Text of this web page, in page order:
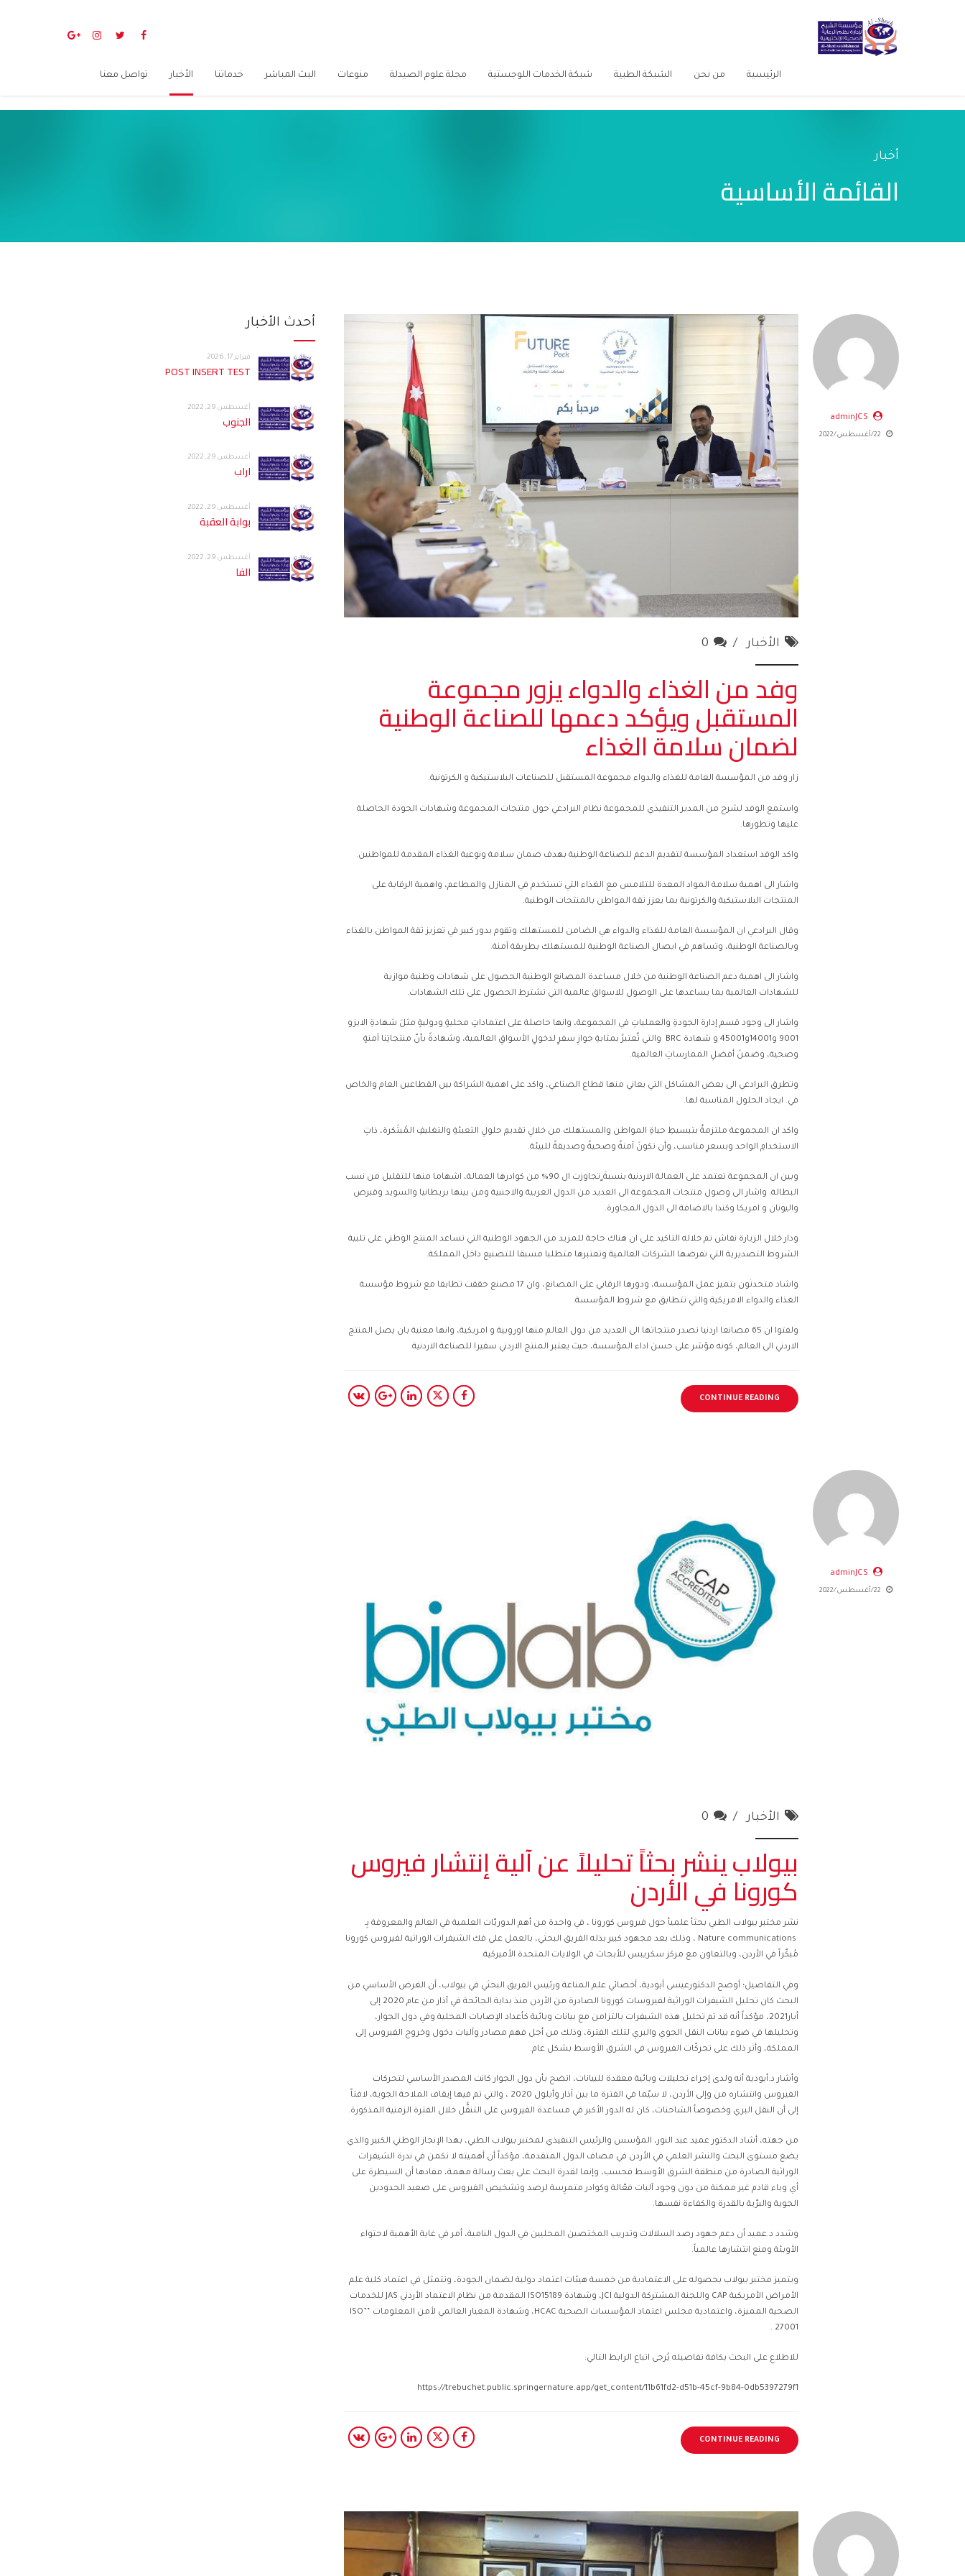
الرئيسية من نحن الشبكة الطبية شبكة الخدمات اللوجستية مجلة علوم الصيدلة منوعات البث المباشر خدماتنا الأخبار تواصل معنا
أخبار
القائمة الأساسية
adminJCS
22/أغسطس/2022
الأخبار 0
وفد من الغذاء والدواء يزور مجموعة
المستقبل ويؤكد دعمها للصناعة الوطنية
لضمان سلامة الغذاء
زار وفد من المؤسسة العامة للغذاء والدواء مجموعة المستقبل للصناعات البلاستيكية و الكرتونية.
واستمع الوفد لشرح من المدير التنفيذي للمجموعة نظام البرادعي حول منتجات المجموعة وشهادات الجودة الحاصلة
عليها وتطورها.
واكد الوفد استعداد المؤسسة لتقديم الدعم للصناعة الوطنية بهدف ضمان سلامة ونوعية الغذاء المقدمة للمواطنين.
واشار الى اهمية سلامة المواد المعدة للتلامس مع الغذاء التي تستخدم في المنازل والمطاعم، واهمية الرقابة على
المنتجات البلاستيكية والكرتونية بما يعزز ثقة المواطن بالمنتجات الوطنية.
وقال البرادعي ان المؤسسة العامة للغذاء والدواء هي الضامن للمستهلك وتقوم بدور كبير في تعزيز ثقة المواطن بالغذاء
وبالصناعة الوطنية، وتساهم في ايصال الصناعة الوطنية للمستهلك بطريقة آمنة.
واشار الى اهمية دعم الصناعة الوطنية من خلال مساعدة المصانع الوطنية الحصول على شهادات وطنية موازية
للشهادات العالمية بما يساعدها على الوصول للاسواق عالمية التي تشترط الحصول على تلك الشهادات.
واشار الى وجود قسم إدارة الجودةِ والعملياتِ في المجموعة، وانها حاصلة على اعتماداتٍ محليةٍ ودوليةٍ مثلَ شهادةِ الايزو
9001 و14001و45001 و شهادة BRC والتي تٌعتبرُ بمثابةِ جوازِ سفرٍ لدخولٍ الأسواقِ العالمية، وشهادةً بأنّ منتجاتِنا آمنةٍ
وصحية، وضمنَ أفضلِ الممارساتِ العالمية.
وتطرق البرادعي الى بعض المشاكل التي يعاني منها قطاع الصناعي، واكد على اهمية الشراكة بين القطاعين العام والخاص
في. ايجاد الحلول المناسبة لها.
واكد ان المجموعة ملتزمةٌ بتبسيطِ حياةِ المواطن والمستهلك من خلالِ تقديمِ حلولِ التعبئةِ والتغليفِ المُبتَكرة، ذاتِ
الاستخدامِ الواحد وبسعرٍ مناسب، وأن تكونَ آمنةً وصحيةً وصديقةً للبيئة.
وبين ان المجموعة تعتمد على العمالة الاردنية بنسبةَ ٍتجاوزت ال 90% من كوادرها العمالة، اشهاما منها للتقليل من نسب
البطالة. واشار الى وصول منتجات المجموعة الى العديد من الدول العربية والاجنبية ومن بينها بريطانيا والسويد وقبرص
واليونان و امريكا وكندا بالاضافة الى الدول المجاورة.
ودار خلال الزيارة نقاش تم خلاله التاكيد على ان هناك حاجة للمزيد من الجهود الوطنية التي تساعد المنتج الوطني على تلبية
الشروط التصديرية التي تفرضها الشركات العالمية وتعتبرها متطلبا مسبقا للتصنيع داخل المملكة.
واشاد متحدثون بتميز عمل المؤسسة، ودورها الرقابي على المصانع، وان 17 مصنع حققت تطابقا مع شروط مؤسسة
الغذاء والدواء الامريكية والتي تتطابق مع شروط المؤسسة.
ولفتوا ان 65 مصانعا اردنيا تصدر منتجاتها الى العديد من دول العالم منها اوروبية و امريكية، وانها معنية بان يصل المنتج
الاردني الى العالم، كونه مؤشر على حسن اداء المؤسسة، حيث يعتبر المنتج الاردني سفيرا للصناعة الاردنية.
CONTINUE READING
adminJCS
22/أغسطس/2022
الأخبار 0
بيولاب ينشر بحثاً تحليلاً عن آلية إنتشار فيروس
كورونا في الأردن
نشر مختبر بيولاب الطبي بحثأ علميأ حول فيروس كورونا ، في واحدة من أهم الدوريّات العلمية في العالم والمعروفة بِـ
Nature communications ، وذلك بعد مجهود كبير بذله الفريق البحثي، بالعمل على فك الشيفرات الوراثية لفيروس كورونا
مُبكّراً في الأردن، وبالتعاون مع مركز سكريبس للأبحاث في الولايات المتحدة الأميركية.
وفي التفاصيل؛ أوضح الدكتورعيسى أبودية، أخصائي علم المناعة ورئيس الفريق البحثي في بيولاب، أن الغرض الأساسي من
البحث كان تحليل الشيفرات الوراثية لفيروسات كورونا الصادرة من الأردن منذ بداية الجائحة في آذار من عام 2020 إلى
أيار2021، مؤكداً أنه قد تم تحليل هذه الشيفرات بالتزامن مع بيانات وبائية كأعداد الإصابات المحلية وفي دول الجوار،
وتحليلها في ضوء بيانات النقل الجوي والبري لتلك الفترة، وذلك من أجل فهم مصادر وآليات دخول وخروج الفيروس إلى
المملكة، وأثر ذلك على تحركّات الفيروس في الشرق الأوسط بشكل عام.
وأشار د.أبودية أنه ولدى إجراء تحليلات وبائية معقدة للبيانات، اتضح بأن دول الجوار كانت المصدر الأساسي لتحركات
الفيروس وانتشاره من وإلى الأردن، لا سيّما في الفترة ما بين آذار وأيلول 2020 ، والتي تم فيها إيقاف الملاحة الجوية، لافتاً
إلى أن النقل البري وخصوصاً الشاحنات، كان له الدور الأكبر في مساعدة الفيروس على التنقُّل خلال الفترة الزمنية المذكورة.
من جهته، أشاد الدكتور عميد عبد النور، المؤسس والرئيس التنفيذي لمختبر بيولاب الطبي، بهذا الإنجاز الوطني الكبير والذي
يضع مستوى البحث والنشر العلمي في الأردن في مصاف الدول المتقدمة، مؤكداً أن أهميته لا تكمن في ندرة الشيفرات
الوراثية الصادرة من منطقة الشرق الأوسط فحسب، وإنما لقدرة البحث على بعث رسالة مهمة، مفادها أن السيطرة على
أي وباء قادم غير ممكنة من دون وجود آليات فعّالة وكوادر متمرِسة لرصد وتشخيص الفيروس على صعيد الحدودين
الجوية والبرّية بالقدرة والكفاءة نفسها.
وشدد د.عميد أن دعم جهود رصد السلالات وتدريب المختصين المحليين في الدول النامية، أمر في غاية الأهمية لاحتواء
الأوبئة ومنع انتشارها عالمياً.
ويتميز مختبر بيولاب بحصوله على الاعتمادية من خمسة هيئات اعتماد دولية لضمان الجودة، وتتمثل في اعتماد كلية علم
الأمراض الأمريكية CAP واللجنة المشتركة الدولية JCI، وشهادة ISO15189 المقدمة من نظام الاعتماد الأردني JAS للخدمات
الصحية المميزة، واعتمادية مجلس اعتماد المؤسسات الصحية HCAC، وشهادة المعيار العالمي لأمن المعلومات “ISO”
27001 .
للاطلاع على البحث بكافة تفاصيله يُرجى اتباع الرابط التالي:
https://trebuchet.public.springernature.app/get_content/11b61fd2-d51b-45cf-9b84-0db5397279f1
CONTINUE READING
أحدث الأخبار
فبراير 17, 2026
POST INSERT TEST
أغسطس 29, 2022
الجنوب
أغسطس 29, 2022
اراب
أغسطس 29, 2022
بوابة العقبة
أغسطس 29, 2022
الفا